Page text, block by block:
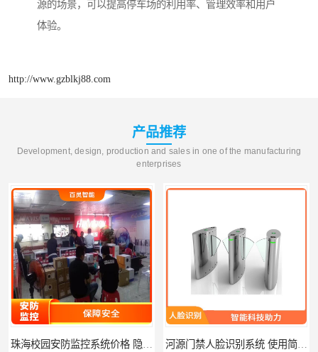
源的场景，可以提高停车场的利用率、管理效率和用户
体验。
http://www.gzblkj88.com
产品推荐
Development, design, production and sales in one of the manufacturing
enterprises